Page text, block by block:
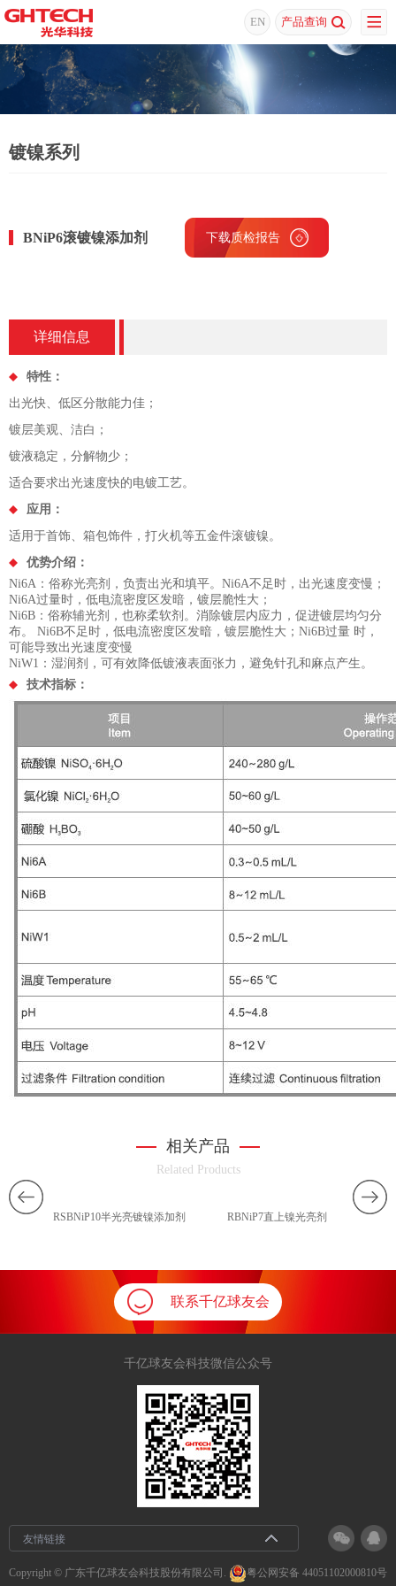
EN 产品查询
镀镍系列
BNiP6滚镀镍添加剂 下载质检报告
详细信息
特性：
出光快、低区分散能力佳；
镀层美观、洁白；
镀液稳定，分解物少；
适合要求出光速度快的电镀工艺。
应用：
适用于首饰、箱包饰件，打火机等五金件滚镀镍。
优势介绍：
Ni6A：俗称光亮剂，负责出光和填平。Ni6A不足时，出光速度变慢；
Ni6A过量时，低电流密度区发暗，镀层脆性大；
Ni6B：俗称辅光剂，也称柔软剂。消除镀层内应力，促进镀层均匀分
布。 Ni6B不足时，低电流密度区发暗，镀层脆性大；Ni6B过量 时，
可能导致出光速度变慢
NiW1：湿润剂，可有效降低镀液表面张力，避免针孔和麻点产生。
技术指标：
相关产品
Related Products
RSBNiP10半光亮镀镍添加剂 RBNiP7直上镍光亮剂
联系千亿球友会
千亿球友会科技微信公众号
友情链接
Copyright © 广东千亿球友会科技股份有限公司. 粤公网安备 44051102000810号